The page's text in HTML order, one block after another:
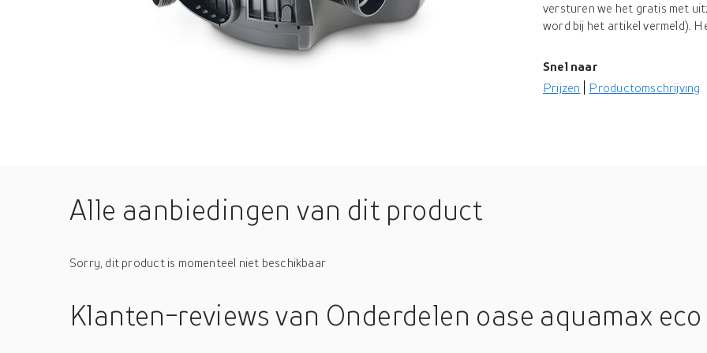
versturen we het gratis met
word bij het artikel vermeld).
Snel naar
Prijzen
Productomschrijving
Alle aanbiedingen van dit product
Sorry, dit product is momenteel niet beschikbaar
Klanten-reviewsvan Onderdelen oase aquamax